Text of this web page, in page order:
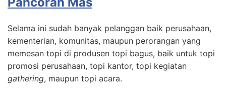
Selama ini sudah banyak pelanggan baik perusahaan,
kementerian, komunitas, maupun perorangan yang
memesan topi di produsen topi bagus, baik untuk topi
promosi perusahaan, topi kantor, topi kegiatan
gathering, maupun topi acara.